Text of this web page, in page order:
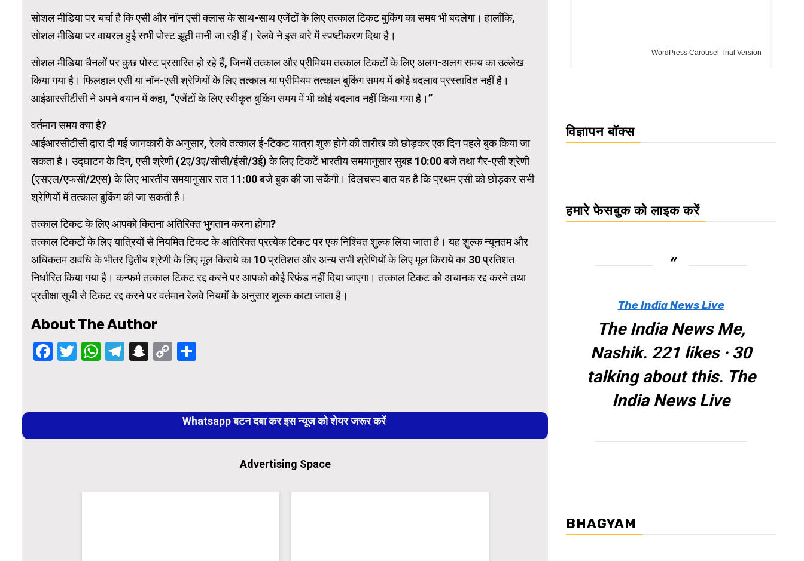
सोशल मीडिया पर चर्चा है कि एसी और नॉन एसी क्लास के साथ-साथ एजेंटों के लिए तत्काल टिकट बुकिंग का समय भी बदलेगा। हालाँकि,
सोशल मीडिया पर वायरल हुई सभी पोस्ट झूठी मानी जा रही हैं। रेलवे ने इस बारे में स्पष्टीकरण दिया है।
सोशल मीडिया चैनलों पर कुछ पोस्ट प्रसारित हो रहे हैं, जिनमें तत्काल और प्रीमियम तत्काल टिकटों के लिए अलग-अलग समय का उल्लेख
किया गया है। फिलहाल एसी या नॉन-एसी श्रेणियों के लिए तत्काल या प्रीमियम तत्काल बुकिंग समय में कोई बदलाव प्रस्तावित नहीं है।
आईआरसीटीसी ने अपने बयान में कहा, “एजेंटों के लिए स्वीकृत बुकिंग समय में भी कोई बदलाव नहीं किया गया है।”
वर्तमान समय क्या है?
आईआरसीटीसी द्वारा दी गई जानकारी के अनुसार, रेलवे तत्काल ई-टिकट यात्रा शुरू होने की तारीख को छोड़कर एक दिन पहले बुक किया जा
सकता है। उद्घाटन के दिन, एसी श्रेणी (2ए/3ए/सीसी/ईसी/3ई) के लिए टिकटें भारतीय समयानुसार सुबह 10:00 बजे तथा गैर-एसी श्रेणी
(एसएल/एफसी/2एस) के लिए भारतीय समयानुसार रात 11:00 बजे बुक की जा सकेंगी। दिलचस्प बात यह है कि प्रथम एसी को छोड़कर सभी
श्रेणियों में तत्काल बुकिंग की जा सकती है।
तत्काल टिकट के लिए आपको कितना अतिरिक्त भुगतान करना होगा?
तत्काल टिकटों के लिए यात्रियों से नियमित टिकट के अतिरिक्त प्रत्येक टिकट पर एक निश्चित शुल्क लिया जाता है। यह शुल्क न्यूनतम और
अधिकतम अवधि के भीतर द्वितीय श्रेणी के लिए मूल किराये का 10 प्रतिशत और अन्य सभी श्रेणियों के लिए मूल किराये का 30 प्रतिशत
निर्धारित किया गया है। कन्फर्म तत्काल टिकट रद्द करने पर आपको कोई रिफंड नहीं दिया जाएगा। तत्काल टिकट को अचानक रद्द करने तथा
प्रतीक्षा सूची से टिकट रद्द करने पर वर्तमान रेलवे नियमों के अनुसार शुल्क काटा जाता है।
About The Author
Facebook
Twitter
WhatsApp
Telegram
Snapchat
Copy
Reading
Whatsapp बटन दबा कर इस न्यूज को शेयर जरूर करें
Advertising Space
WordPress Carousel Trial Version
विज्ञापन बॉक्स
हमारे फेसबुक को लाइक करें
The India News Live
The India News Me,
Nashik. 221 likes · 30
talking about this. The
India News Live
BHAGYAM